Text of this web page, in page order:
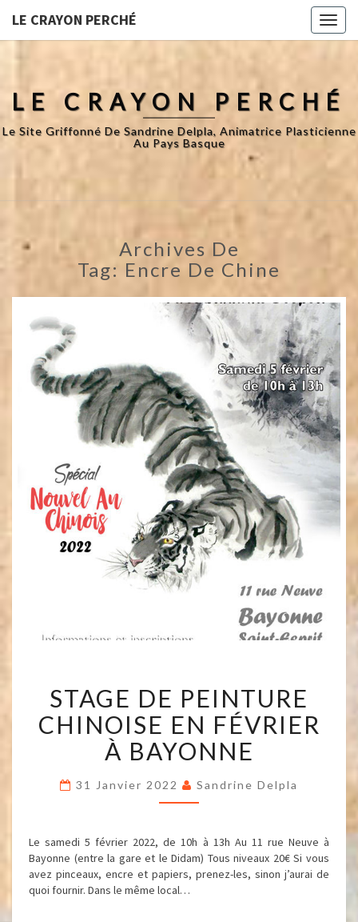
LE CRAYON PERCHÉ
LE CRAYON PERCHÉ
Le Site Griffonné De Sandrine Delpla, Animatrice Plasticienne
Au Pays Basque
Archives De
Tag: Encre De Chine
DE
PEINTURE
CHINOISE
EN
FÉVRIER
BAYONNE
STAGE DE PEINTURE
CHINOISE EN FÉVRIER
À BAYONNE
31 Janvier 2022 Sandrine Delpla
Le samedi 5 février 2022, de 10h à 13h Au 11 rue Neuve à
Bayonne (entre la gare et le Didam) Tous niveaux 20€ Si vous
avez pinceaux, encre et papiers, prenez-les, sinon j’aurai de
quoi fournir. Dans le même local…